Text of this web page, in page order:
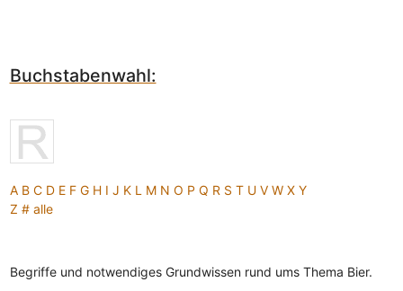
Buchstabenwahl:
A B C D E F G H I J K L M N O P Q R S T U V W X Y
Z # alle
Begriffe und notwendiges Grundwissen rund ums Thema Bier.